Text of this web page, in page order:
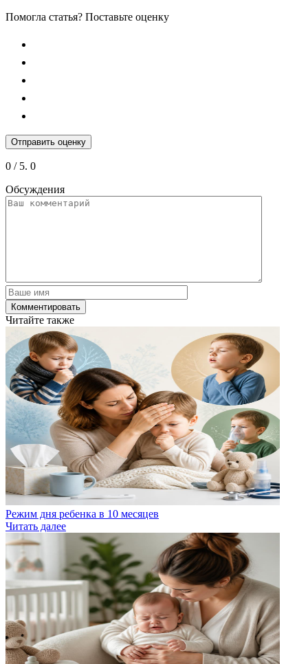
Помогла статья? Поставьте оценку
Отправить оценку
0 / 5. 0
Обсуждения
Читайте также
Режим дня ребенка в 10 месяцев
Читать далее